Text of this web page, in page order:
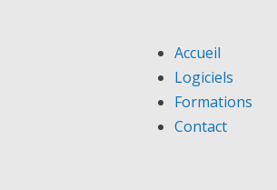
Accueil
Logiciels
Formations
Contact